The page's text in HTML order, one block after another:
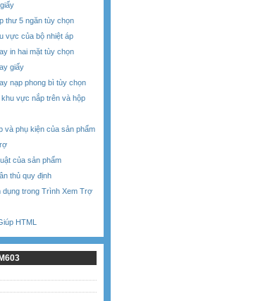
thư 5 ngăn tùy chọn
vực của bộ nhiệt áp
in hai mặt tùy chọn
giấy
nạp phong bì tùy chọn
vực nắp trên và hộp
và phụ kiện của sản phẩm
của sản phẩm
thủ quy định
dụng trong Trình Xem Trợ
HTML